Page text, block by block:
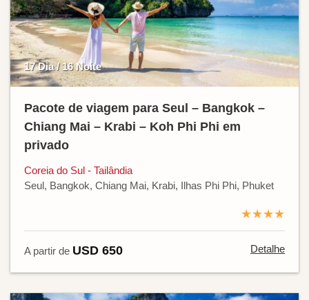
17 Dia / 16 Noite
Pacote de viagem para Seul – Bangkok –
Chiang Mai – Krabi – Koh Phi Phi em
privado
Coreia do Sul - Tailândia
Seul, Bangkok, Chiang Mai, Krabi, Ilhas Phi Phi, Phuket
★★★★
A partir de USD 650 Detalhe